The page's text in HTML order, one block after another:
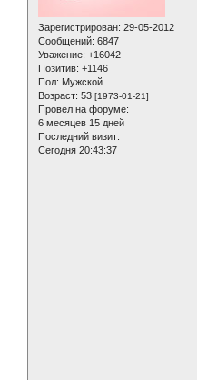
Зарегистрирован: 29-05-2012
Сообщений: 6847
Уважение: +16042
Позитив: +1146
Пол: Мужской
Возраст: 53 [1973-01-21]
Провел на форуме:
6 месяцев 15 дней
Последний визит:
Сегодня 20:43:37